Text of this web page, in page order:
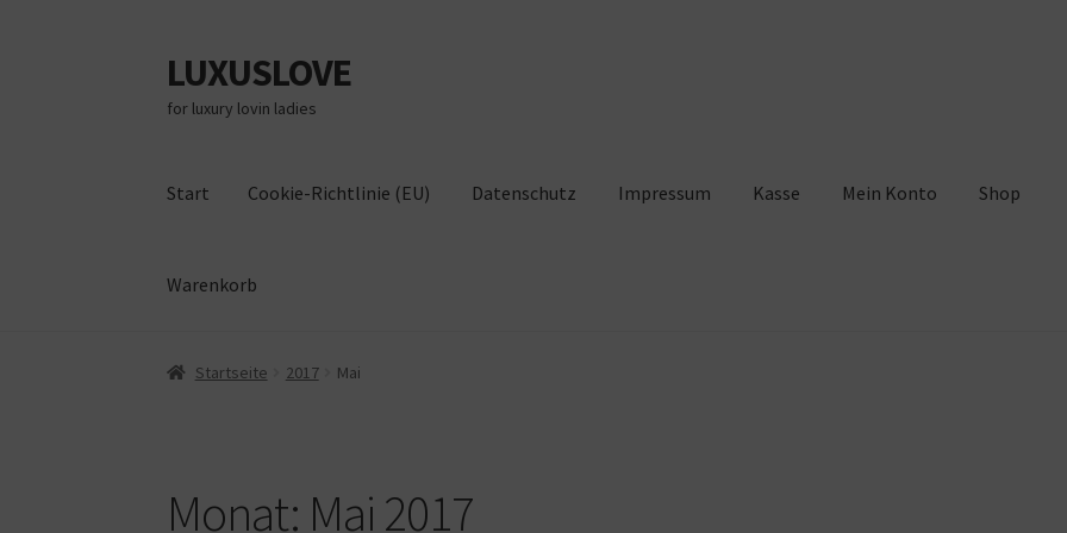
Zur
Navigation
springen
Zum
Inhalt
springen
LUXUSLOVE
for luxury lovin ladies
Start Cookie-Richtlinie (EU) Datenschutz Impressum Kasse Mein Konto Shop
Warenkorb
Start Cookie-Richtlinie (EU)
Startseite 2017 Mai
Monat: Mai 2017